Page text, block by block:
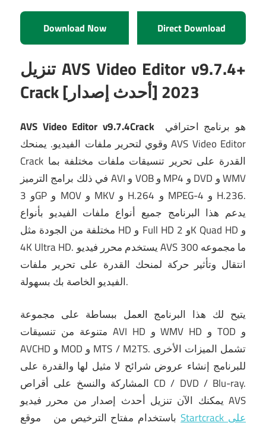
Download Now Direct Download
تنزيل AVS Video Editor v9.7.4+
Crack [أحدث إصدار] 2023
AVS Video Editor v9.7.4Crack
وقوي لتحرير ملفات الفيديو. يمنحك AVS Video Editor
Crack القدرة على تحرير تنسيقات ملفات مختلفة بما
في ذلك برامج الترميز AVI و VOB و MP4 و DVD و WMV
و 3GP و MOV و MKV و H.264 و MPEG-4 و H.236.
يدعم هذا البرنامج جميع أنواع ملفات الفيديو بأنواع
مختلفة من الجودة مثل HD و Full HD و 2K Quad HD و
4K Ultra HD. يستخدم محرر فيديو AVS ما مجموعه 300
انتقال وتأثير حركة لمنحك القدرة على تحرير ملفات
الفيديو الخاصة بك بسهولة.
يتيح لك هذا البرنامج العمل ببساطة على مجموعة
متنوعة من تنسيقات AVI HD و WMV HD و TOD و
AVCHD و MOD و MTS / M2TS. تشمل الميزات الأخرى
للبرنامج إنشاء عروض شرائح لا مثيل لها والقدرة على
المشاركة والنسخ على أقراص CD / DVD / Blu-ray.
يمكنك الآن تنزيل أحدث إصدار من محرر فيديو AVS
باستخدام مفتاح الترخيص من موقع
Startcrack على